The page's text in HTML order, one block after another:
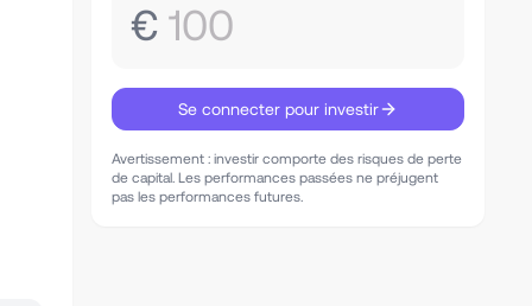
€ 100
Se connecter pour investir
Avertissement : investir comporte des risques de perte
de capital. Les performances passées ne préjugent
pas les performances futures.